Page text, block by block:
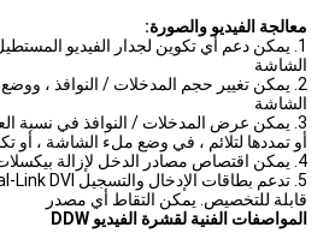
معالجة الفيديو والصورة:
1. يمكن دعم أي تكوين لجدار الفيديو المستطيل.
الشاشة
2. يمكن تغيير حجم المدخلات / النوافذ ،
الشاشة
3. يمكن عرض المدخلات / النوافذ في نسبة
أو تمددها لتلائم ، في وضع ملء الشاشة ، أو
4. يمكن اقتصاص مصادر الدخل لإزالة بيكسلات الحواف والخطوط
قابلة للتخصيص. يمكن التقاط أي مصدر
المواصفات الفنية لقشرة الفيديو DDW